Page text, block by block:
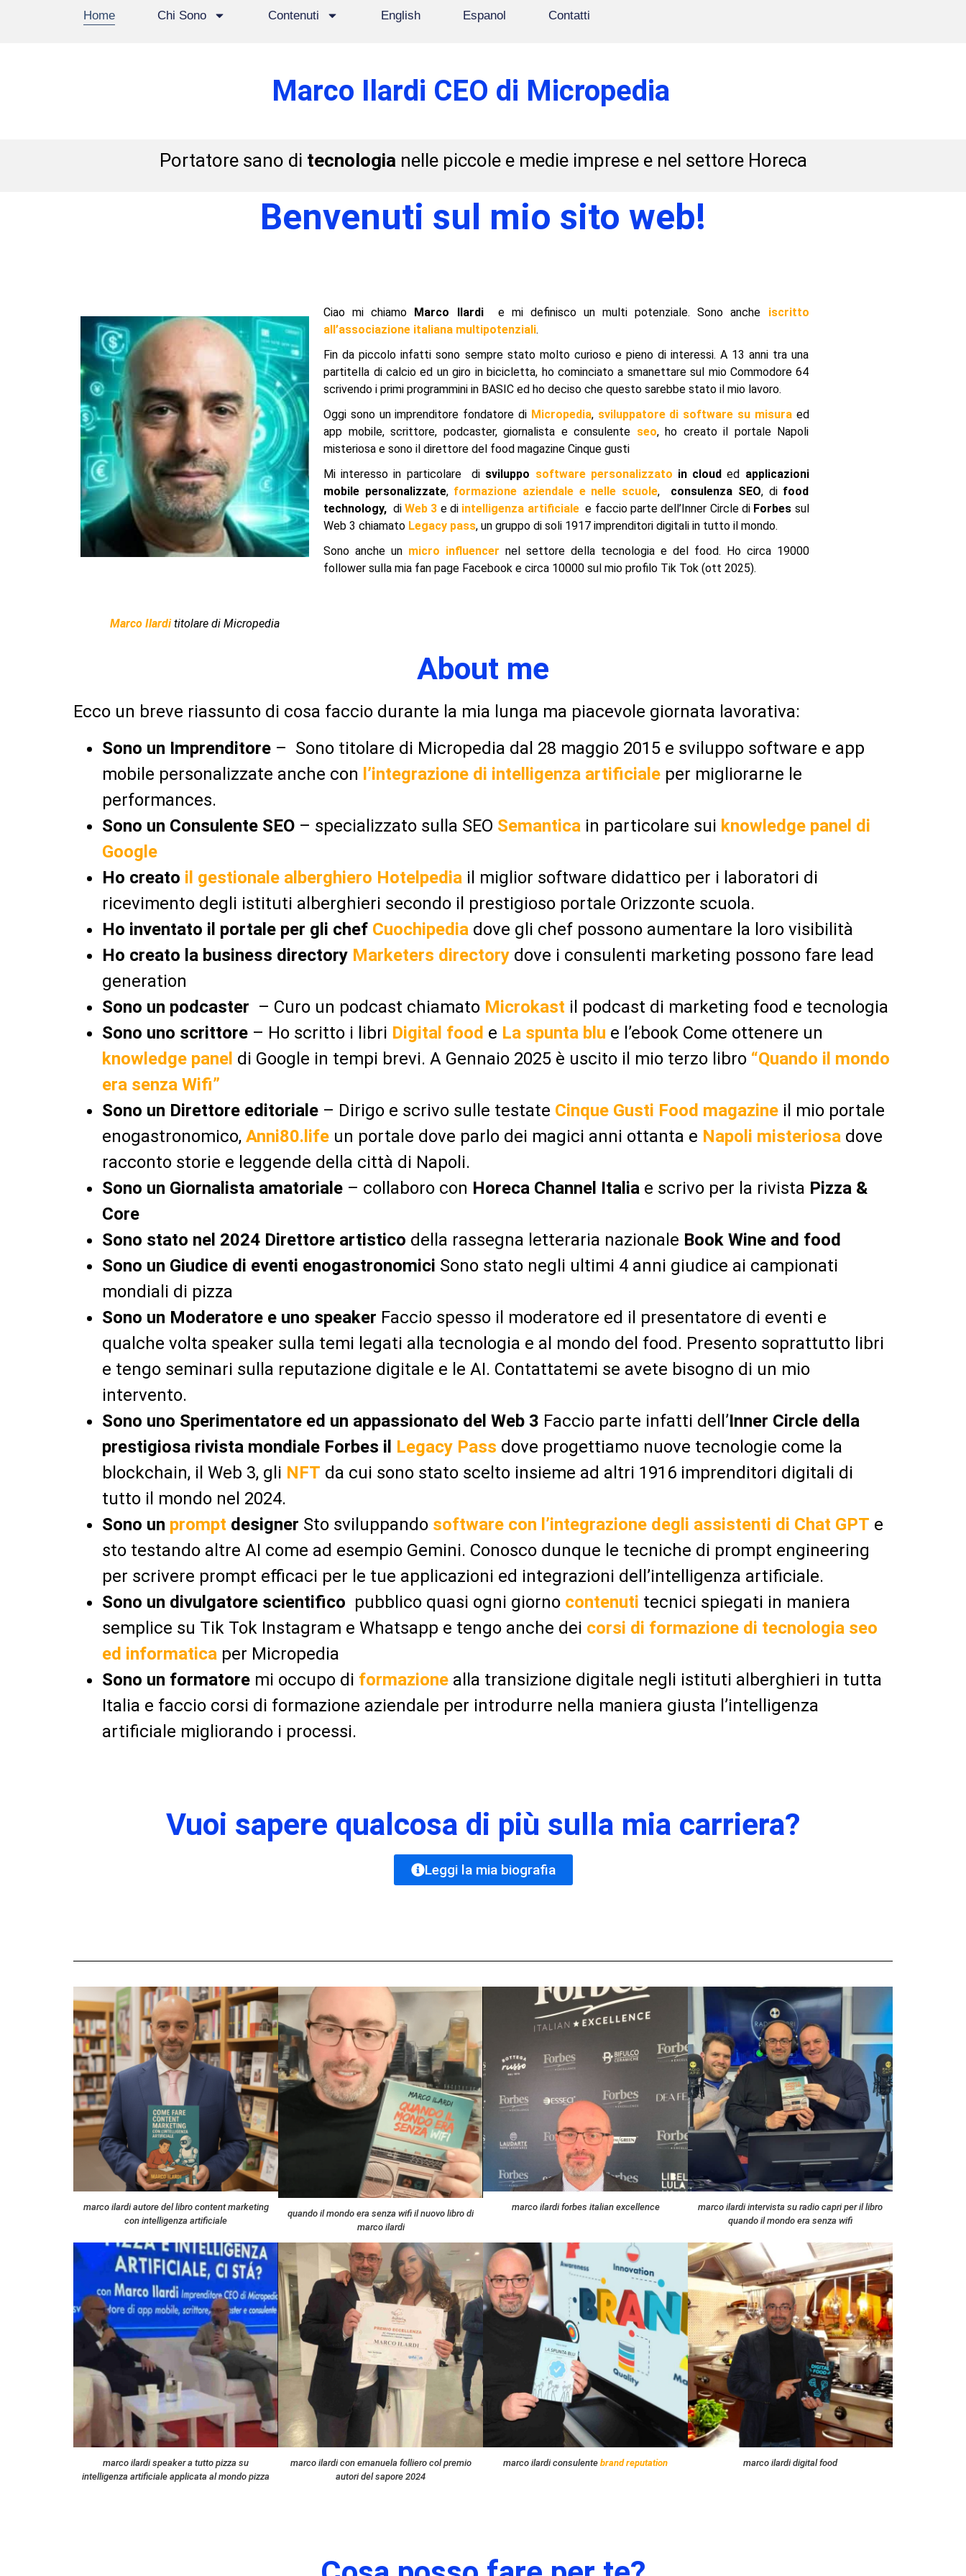
Home Chi Sono Contenuti English Espanol Contatti
Marco Ilardi CEO di Micropedia
Portatore sano di tecnologia nelle piccole e medie imprese e nel settore Horeca
Benvenuti sul mio sito web!
Marco Ilardititolare di Micropedia
Ciao mi chiamo Marco Ilardie mi definisco un multi potenziale. Sono anche iscritto
all’associazione italiana multipotenziali.
Fin da piccolo infatti sono sempre stato molto curioso e pieno di interessi. A 13 anni tra una
partitella di calcio ed un giro in bicicletta, ho cominciato a smanettare sul mio Commodore 64
scrivendo i primi programmini in BASIC ed ho deciso che questo sarebbe stato il mio lavoro.
Oggi sono un imprenditore fondatore di Micropedia, sviluppatore di software su misuraed
app mobile, scrittore, podcaster, giornalista e consulente seo, ho creato il portale Napoli
misteriosa e sono il direttore del food magazine Cinque gusti
Mi interesso in particolare di sviluppo software personalizzato in cloud ed applicazioni
mobile personalizzate, formazione aziendale e nelle scuole, consulenza SEO, di food
technology, diWeb 3 e di intelligenza artificialee faccio parte dell’Inner Circle di Forbes sul
Web 3 chiamato Legacy pass, un gruppo di soli 1917 imprenditori digitali in tutto il mondo.
Sono anche un micro influencer nel settore della tecnologia e del food. Ho circa 19000
follower sulla mia fan page Facebook e circa 10000 sul mio profilo Tik Tok (ott 2025).
About me
Ecco un breve riassunto di cosa faccio durante la mia lunga ma piacevole giornata lavorativa:
Sono un Imprenditore – Sono titolare di Micropedia dal 28 maggio 2015 e sviluppo software e app
mobile personalizzate anche con l’integrazione di intelligenza artificiale per migliorarne le
performances.
Sono un Consulente SEO – specializzato sulla SEO Semantica in particolare sui knowledge panel di
Google
Ho creato il gestionale alberghiero Hotelpedia il miglior software didattico per i laboratori di
ricevimento degli istituti alberghieri secondo il prestigioso portale Orizzonte scuola.
Ho inventato il portale per gli chef Cuochipedia dove gli chef possono aumentare la loro visibilità
Ho creato la business directory Marketers directory dove i consulenti marketing possono fare lead
generation
Sono un podcaster – Curo un podcast chiamato Microkast il podcast di marketing food e tecnologia
Sono uno scrittore – Ho scritto i libri Digital food e La spunta blu e l’ebook Come ottenere un
knowledge panel di Google in tempi brevi. A Gennaio 2025 è uscito il mio terzo libro “Quando il mondo
era senza Wifi”
Sono un Direttore editoriale – Dirigo e scrivo sulle testate Cinque Gusti Food magazine il mio portale
enogastronomico, Anni80.life un portale dove parlo dei magici anni ottanta e Napoli misteriosa dove
racconto storie e leggende della città di Napoli.
Sono un Giornalista amatoriale – collaboro con Horeca Channel Italia e scrivo per la rivista Pizza &
Core
Sono stato nel 2024 Direttore artistico della rassegna letteraria nazionale Book Wine and food
Sono un Giudice di eventi enogastronomici Sono stato negli ultimi 4 anni giudice ai campionati
mondiali di pizza
Sono un Moderatore e uno speaker Faccio spesso il moderatore ed il presentatore di eventi e
qualche volta speaker sulla temi legati alla tecnologia e al mondo del food. Presento soprattutto libri
e tengo seminari sulla reputazione digitale e le AI. Contattatemi se avete bisogno di un mio
intervento.
Sono uno Sperimentatore ed un appassionato del Web 3 Faccio parte infatti dell’Inner Circle della
prestigiosa rivista mondiale Forbes il Legacy Pass dove progettiamo nuove tecnologie come la
blockchain, il Web 3, gli NFT da cui sono stato scelto insieme ad altri 1916 imprenditori digitali di
tutto il mondo nel 2024.
Sono un prompt designer Sto sviluppando software con l’integrazione degli assistenti di Chat GPT e
sto testando altre AI come ad esempio Gemini. Conosco dunque le tecniche di prompt engineering
per scrivere prompt efficaci per le tue applicazioni ed integrazioni dell’intelligenza artificiale.
Sono un divulgatore scientifico pubblico quasi ogni giorno contenuti tecnici spiegati in maniera
semplice su Tik Tok Instagram e Whatsapp e tengo anche dei corsi di formazione di tecnologia seo
ed informatica per Micropedia
Sono un formatore mi occupo di formazione alla transizione digitale negli istituti alberghieri in tutta
Italia e faccio corsi di formazione aziendale per introdurre nella maniera giusta l’intelligenza
artificiale migliorando i processi.
Vuoi sapere qualcosa di più sulla mia carriera?
Leggi la mia biografia
marco ilardi autore del libro content marketing
con intelligenza artificiale
quando il mondo era senza wifi il nuovo libro di
marco ilardi
marco ilardi forbes italian excellence
marco ilardi intervista su radio capri per il libro
quando il mondo era senza wifi
marco ilardi speaker a tutto pizza su
intelligenza artificiale applicata al mondo pizza
marco ilardi con emanuela folliero col premio
autori del sapore 2024
marco ilardi consulente brand reputation marco ilardi digital food